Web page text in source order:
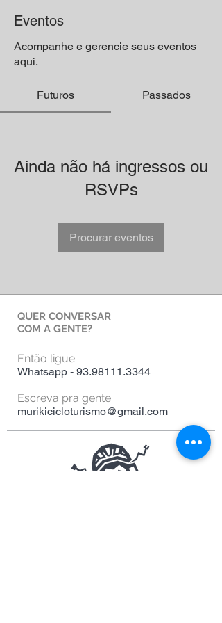
Eventos
Acompanhe e gerencie seus eventos
aqui.
Futuros Passados
Ainda não há ingressos ou
RSVPs
Procurar eventos
QUER CONVERSAR
COM A GENTE?
Então ligue
Whatsapp - 93.98111.3344
Escreva pra gente
murikicicloturismo@gmail.com